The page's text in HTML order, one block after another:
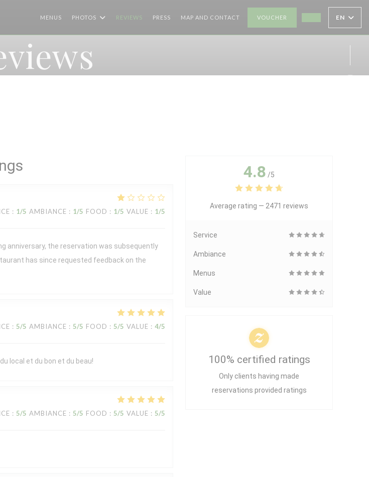
MENUS PHOTOS REVIEWS PRESS
((OPENS IN A NEW
VOUCHER ((OPENS IN A NEW
MAP AND CONTACT EN
: 1/5 AMBIANCE : 1/5 FOOD : 1/5 VALUE : 1/5
anniversary, the reservation was subsequently
has since requested feedback on the
: 5/5 AMBIANCE : 5/5 FOOD : 5/5 VALUE : 4/5
local et du bon et du beau!
: 5/5 AMBIANCE : 5/5 FOOD : 5/5 VALUE : 5/5
4.8 /5
Average rating — 2471 reviews
Service
Ambiance
Menus
Value
100% certified ratings
Only clients having made
reservations provided ratings